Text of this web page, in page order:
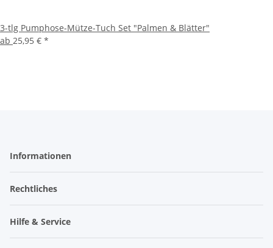
3-tlg Pumphose-Mütze-Tuch Set "Palmen & Blätter"
ab 25,95 € *
Informationen
Rechtliches
Hilfe & Service